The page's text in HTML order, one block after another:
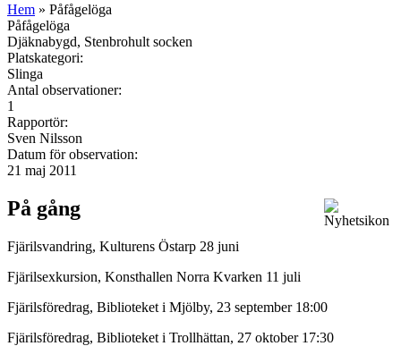
Hem » Påfågelöga
Påfågelöga
Djäknabygd, Stenbrohult socken
Platskategori:
Slinga
Antal observationer:
1
Rapportör:
Sven Nilsson
Datum för observation:
21 maj 2011
På gång
Fjärilsvandring, Kulturens Östarp 28 juni
Fjärilsexkursion, Konsthallen Norra Kvarken 11 juli
Fjärilsföredrag, Biblioteket i Mjölby, 23 september 18:00
Fjärilsföredrag, Biblioteket i Trollhättan, 27 oktober 17:30